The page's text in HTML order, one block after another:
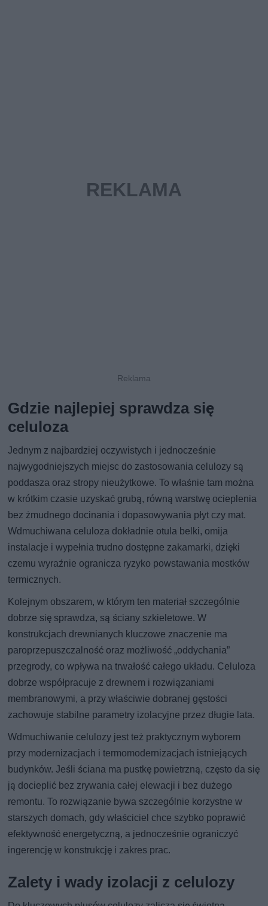
Gdzie najlepiej sprawdza się
celuloza
Jednym z najbardziej oczywistych i jednocześnie
najwygodniejszych miejsc do zastosowania celulozy są
poddasza oraz stropy nieużytkowe. To właśnie tam można
w krótkim czasie uzyskać grubą, równą warstwę ocieplenia
bez żmudnego docinania i dopasowywania płyt czy mat.
Wdmuchiwana celuloza dokładnie otula belki, omija
instalacje i wypełnia trudno dostępne zakamarki, dzięki
czemu wyraźnie ogranicza ryzyko powstawania mostków
termicznych.
Kolejnym obszarem, w którym ten materiał szczególnie
dobrze się sprawdza, są ściany szkieletowe. W
konstrukcjach drewnianych kluczowe znaczenie ma
paroprzepuszczalność oraz możliwość „oddychania”
przegrody, co wpływa na trwałość całego układu. Celuloza
dobrze współpracuje z drewnem i rozwiązaniami
membranowymi, a przy właściwie dobranej gęstości
zachowuje stabilne parametry izolacyjne przez długie lata.
Wdmuchiwanie celulozy jest też praktycznym wyborem
przy modernizacjach i termomodernizacjach istniejących
budynków. Jeśli ściana ma pustkę powietrzną, często da się
ją docieplić bez zrywania całej elewacji i bez dużego
remontu. To rozwiązanie bywa szczególnie korzystne w
starszych domach, gdy właściciel chce szybko poprawić
efektywność energetyczną, a jednocześnie ograniczyć
ingerencję w konstrukcję i zakres prac.
Zalety i wady izolacji z celulozy